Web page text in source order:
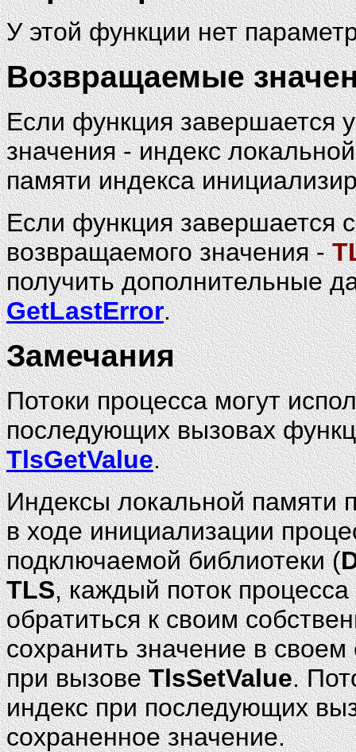
У этой функции нет
Возвращаемые
Если функция завершается
значения - индекс
памяти индекса
Если функция завершается
возвращаемого значения -
получить дополнительные
GetLastError.
Замечания
Потоки процесса могут
последующих вызовах
TlsGetValue.
Индексы локальной памяти
в ходе инициализации
подключаемой библиотеки (
TLS, каждый поток
обратиться к своим
сохранить значение в своем
при вызовеTlsSetValue.
индекс при последующих
сохраненное значение.